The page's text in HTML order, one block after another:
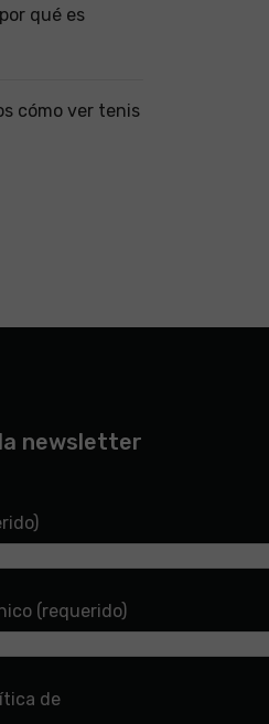
qué es
cómo ver tenis
newsletter
(requerido)
de